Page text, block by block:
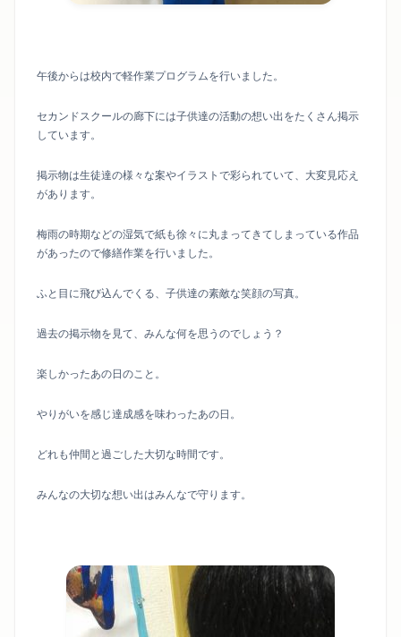
午後からは校内で軽作業プログラムを行いました。
セカンドスクールの廊下には子供達の活動の想い出をたくさん掲示
しています。
掲示物は生徒達の様々な案やイラストで彩られていて、大変見応え
があります。
梅雨の時期などの湿気で紙も徐々に丸まってきてしまっている作品
があったので修繕作業を行いました。
ふと目に飛び込んでくる、子供達の素敵な笑顔の写真。
過去の掲示物を見て、みんな何を思うのでしょう？
楽しかったあの日のこと。
やりがいを感じ達成感を味わったあの日。
どれも仲間と過ごした大切な時間です。
みんなの大切な想い出はみんなで守ります。